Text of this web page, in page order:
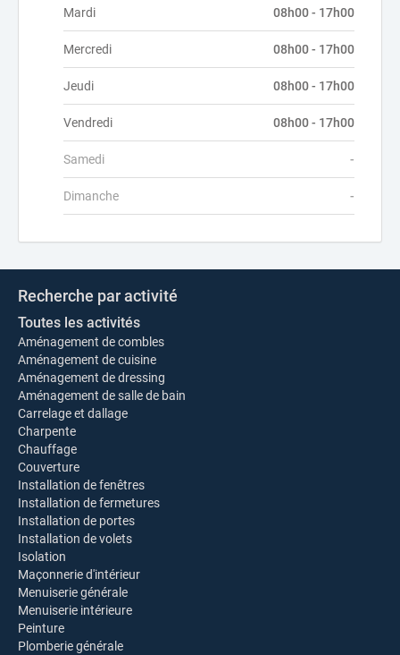
Mardi 08h00 - 17h00
Mercredi 08h00 - 17h00
Jeudi 08h00 - 17h00
Vendredi 08h00 - 17h00
Samedi -
Dimanche -
Recherche par activité
Toutes les activités
Aménagement de combles
Aménagement de cuisine
Aménagement de dressing
Aménagement de salle de bain
Carrelage et dallage
Charpente
Chauffage
Couverture
Installation de fenêtres
Installation de fermetures
Installation de portes
Installation de volets
Isolation
Maçonnerie d'intérieur
Menuiserie générale
Menuiserie intérieure
Peinture
Plomberie générale